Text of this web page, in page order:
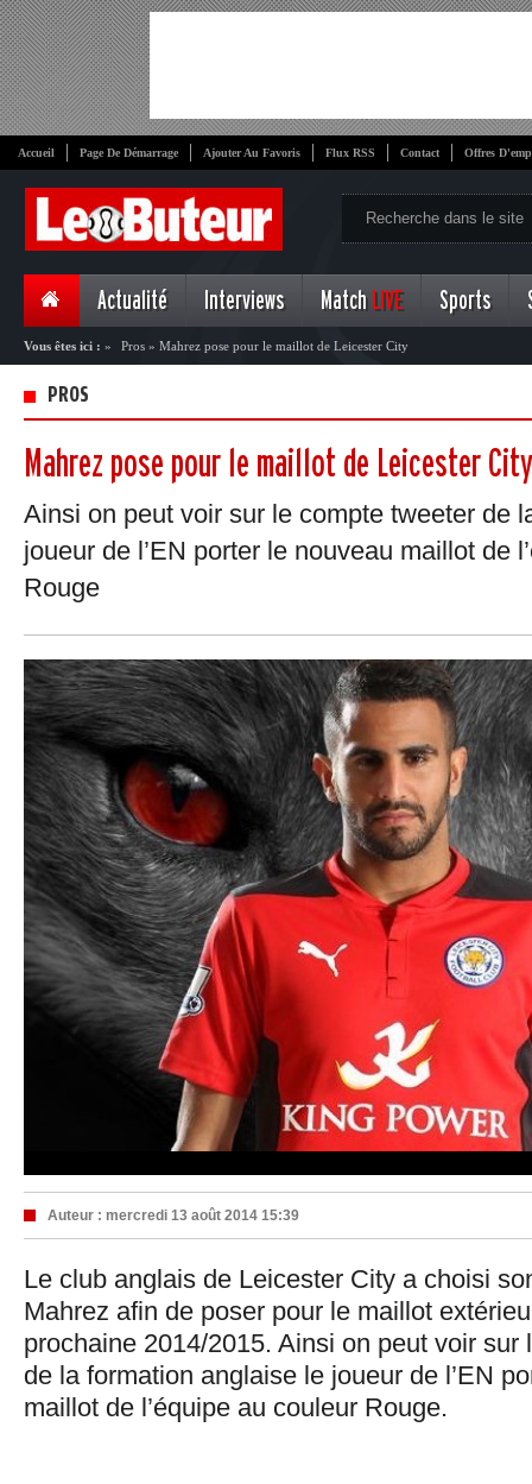
Accueil Page De Démarrage Ajouter Au Favoris Flux RSS Contact Offres
Actualité Interviews Match LIVE Sports
Vous êtes ici : » Pros » Mahrez pose pour le maillot de Leicester City
PROS
Mahrez pose pour le maillot de Leicester City
Ainsi on peut voir sur le compte tweeter de
joueur de l’EN porter le nouveau maillot de
Rouge
Auteur : mercredi 13 août 2014 15:39
Le club anglais de Leicester City a choisi
Mahrez afin de poser pour le maillot
prochaine 2014/2015. Ainsi on peut voir sur
de la formation anglaise le joueur de l’EN
maillot de l’équipe au couleur Rouge.